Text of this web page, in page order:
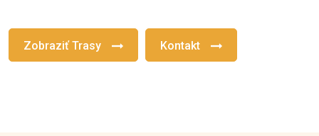
Zobraziť Trasy Kontakt